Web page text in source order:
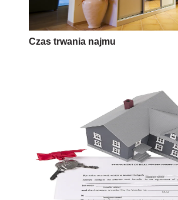
Czas trwania najmu